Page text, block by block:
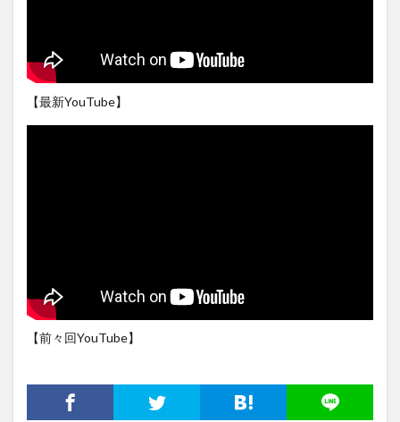
【最新YouTube】
【前々回YouTube】